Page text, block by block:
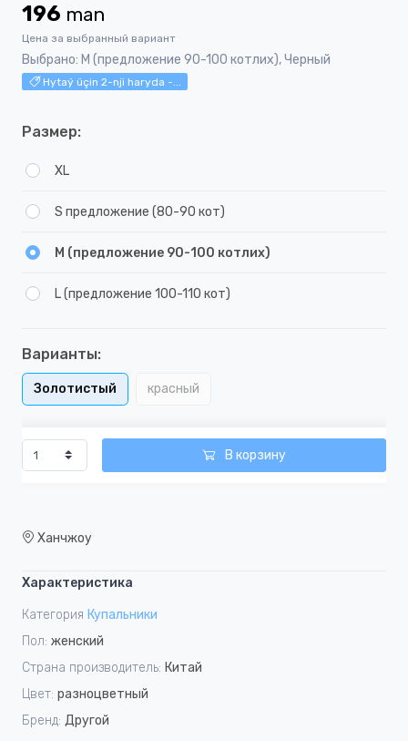
5
196 man
Цена за выбранный вариант
Выбрано: М (предложение 90-100 котлих), Черный
Hytaý üçin 2-nji haryda -...
Размер:
XL
S предложение (80-90 кот)
М (предложение 90-100 котлих)
L (предложение 100-110 кот)
Варианты:
Золотистый красный
В корзину
Ханчжоу
Характеристика
Категория Купальники
Пол: женский
Страна производитель: Китай
Цвет: разноцветный
Бренд: Другой